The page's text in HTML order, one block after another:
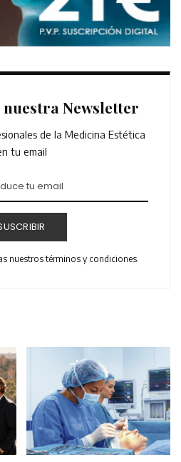
nuestra Newsletter
de la Medicina Estética
tu email
nuestros términos y condiciones.